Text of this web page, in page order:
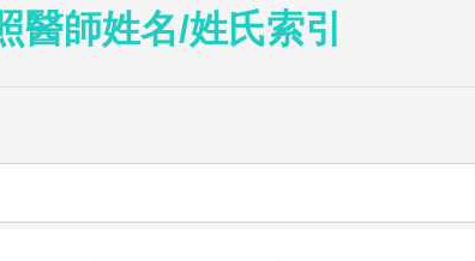
醫師姓名/姓氏索引